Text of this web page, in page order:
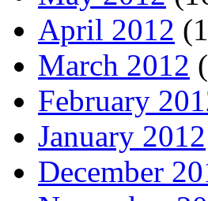
April 2012
March 2012
February
January 2012
December